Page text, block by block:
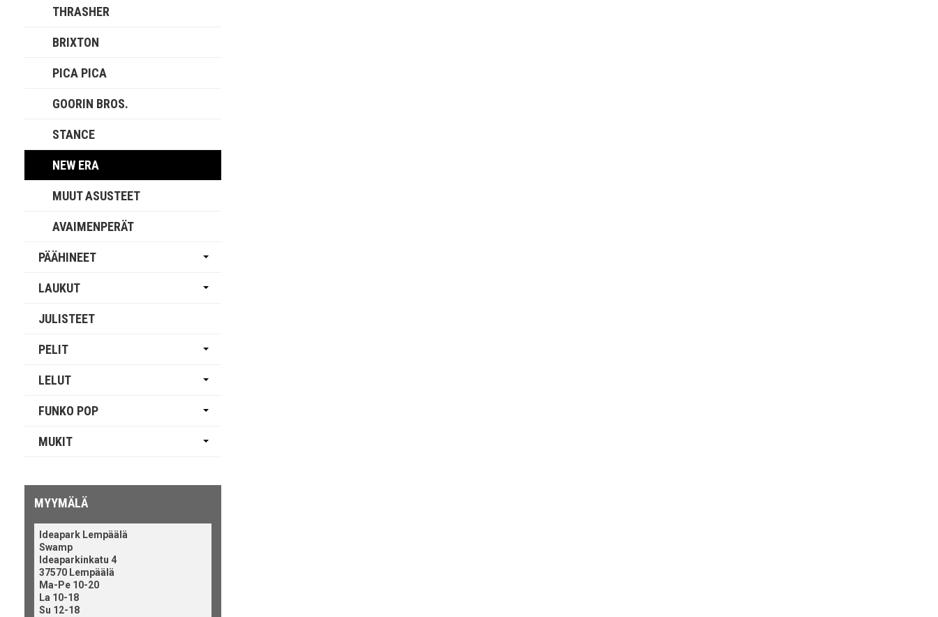
THRASHER
BRIXTON
PICA PICA
GOORIN BROS.
STANCE
NEW ERA
MUUT ASUSTEET
AVAIMENPERÄT
PÄÄHINEET
LAUKUT
JULISTEET
PELIT
LELUT
FUNKO POP
MUKIT
MYYMÄLÄ
Ideapark Lempäälä
Swamp
Ideaparkinkatu 4
37570 Lempäälä
Ma-Pe 10-20
La 10-18
Su 12-18